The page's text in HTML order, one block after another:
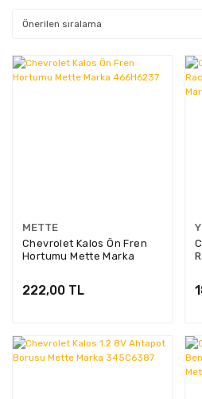
METTE
Chevrolet Kalos Ön Fren
Hortumu Mette Marka
222,00 TL